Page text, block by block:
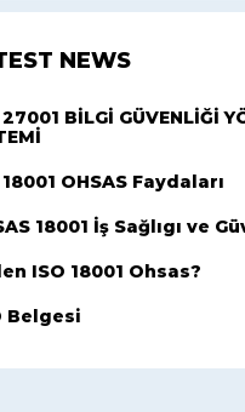
NEWS
BİLGİ GÜVENLİĞİ
OHSAS Faydaları
18001 İş Sağlıgı ve
ISO 18001 Ohsas?
Belgesi